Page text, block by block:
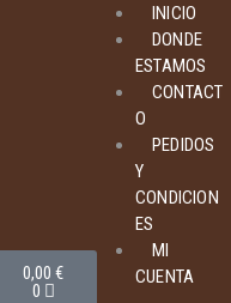
0,00€
0
INICIO
DONDE
ESTAMOS
CONTACT
O
PEDIDOS
Y
CONDICION
ES
MI
CUENTA